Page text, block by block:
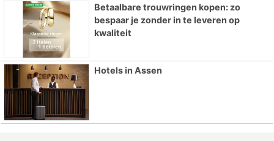
Betaalbare trouwringen kopen: zo
bespaar je zonder in te leveren op
kwaliteit
Hotels in Assen